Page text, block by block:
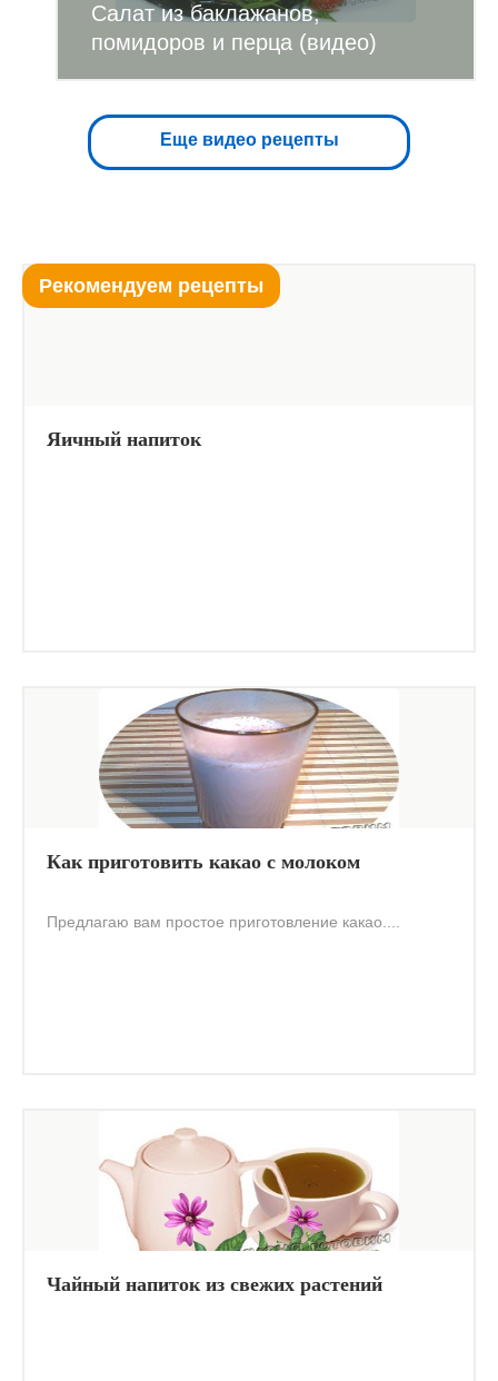
Салат из баклажанов,
помидоров и перца (видео)
Еще видео рецепты
Рекомендуем рецепты
Яичный напиток
Как приготовить какао с молоком
Предлагаю вам простое приготовление какао....
Чайный напиток из свежих растений